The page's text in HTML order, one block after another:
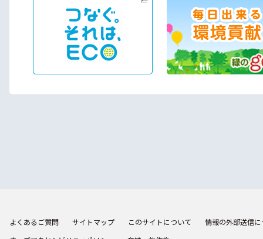
よくあるご質問 サイトマップ このサイトについて
情報の外部送信